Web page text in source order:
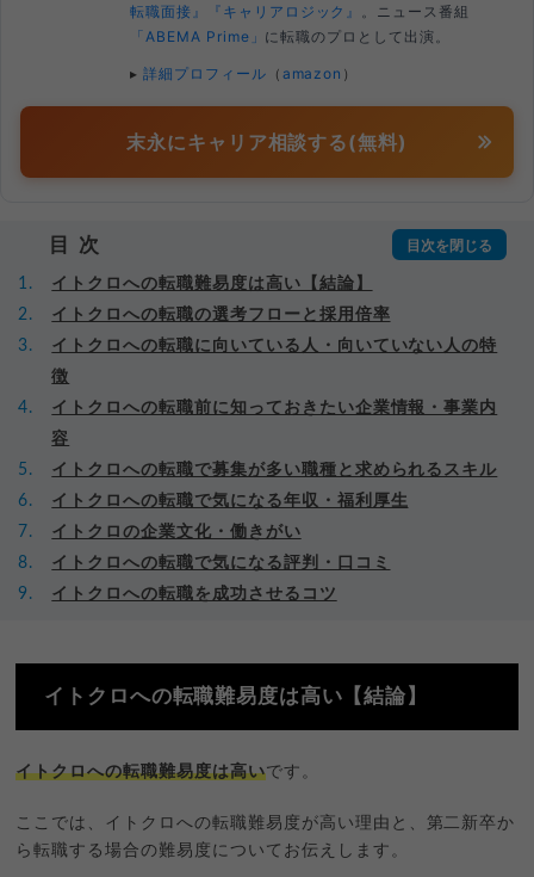
転職面接』
『キャリアロジック』
。ニュース番組
「ABEMA Prime」 に転職のプロとして出演。
▸ 詳細プロフィール （ amazon ）
末永にキャリア相談する(無料)
目次
イトクロへの転職難易度は高い【結論】
イトクロへの転職の選考フローと採用倍率
イトクロへの転職に向いている人・向いていない人の特
徴
イトクロへの転職前に知っておきたい企業情報・事業内
容
イトクロへの転職で募集が多い職種と求められるスキル
イトクロへの転職で気になる年収・福利厚生
イトクロの企業文化・働きがい
イトクロへの転職で気になる評判・口コミ
イトクロへの転職を成功させるコツ
イトクロへの転職難易度は高い【結論】
イトクロへの転職難易度は高いです。
ここでは、イトクロへの転職難易度が高い理由と、第二新卒か
ら転職する場合の難易度についてお伝えします。